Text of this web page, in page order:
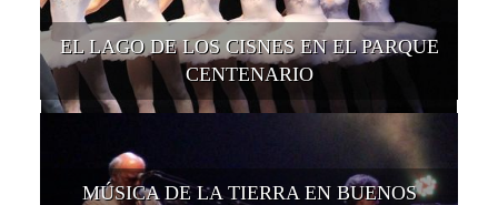
EL LAGO DE LOS CISNES EN EL PARQUE
CENTENARIO
MÚSICA DE LA TIERRA EN BUENOS